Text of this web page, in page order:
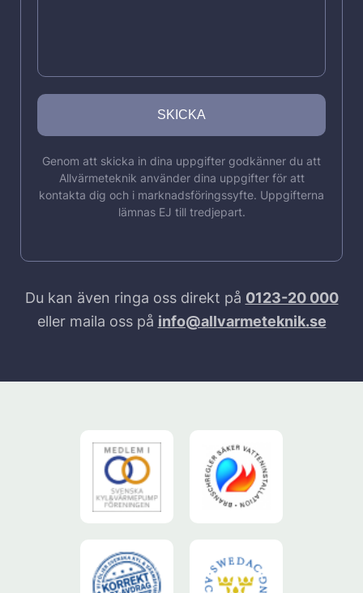
Genom att skicka in dina uppgifter godkänner du att
Allvärmeteknik använder dina uppgifter för att
kontakta dig och i marknadsföringssyfte. Uppgifterna
lämnas EJ till tredjepart.
Du kan även ringa oss direkt på 0123-20 000
eller maila oss på info@allvarmeteknik.se